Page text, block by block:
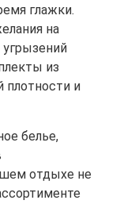
глажки.
на
из
плотности и
белье,
отдыхе не